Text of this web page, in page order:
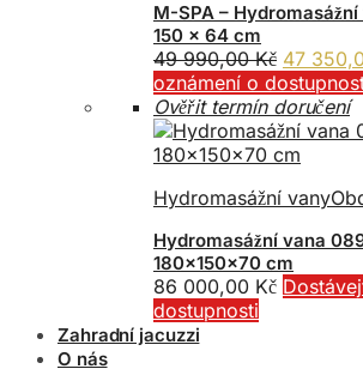
M-SPA –
150 x 64 cm
49 990,00Kč Původní
cena
byla:
49
990,00
47
oznámení o
Ověřit termín doručení
Hydromasážní vany
Hydromasážní vana
180x150x70 cm
86 000,00 Kč
dostupnosti
Zahradní jacuzzi
O nás